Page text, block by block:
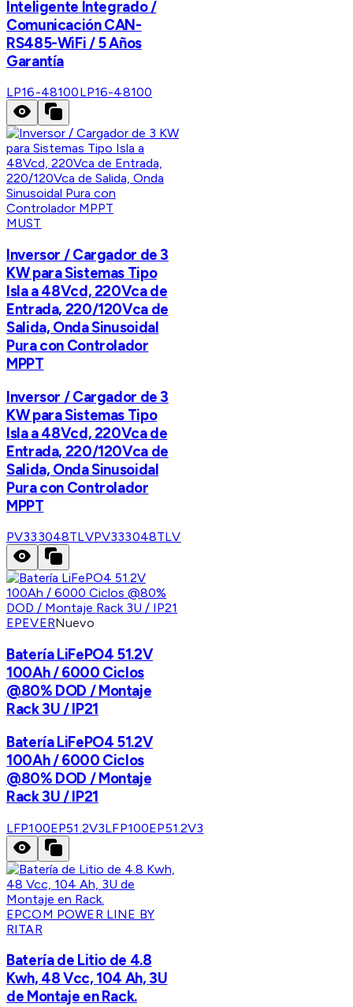
Inteligente Integrado /
Comunicación CAN-
RS485-WiFi / 5 Años
Garantía
LP16-48100LP16-48100
MUST
Inversor / Cargador de 3
KW para Sistemas Tipo
Isla a 48Vcd, 220Vca de
Entrada, 220/120Vca de
Salida, Onda Sinusoidal
Pura con Controlador
MPPT
Inversor / Cargador de 3
KW para Sistemas Tipo
Isla a 48Vcd, 220Vca de
Entrada, 220/120Vca de
Salida, Onda Sinusoidal
Pura con Controlador
MPPT
PV333048TLVPV333048TLV
EPEVERNuevo
Batería LiFePO4 51.2V
100Ah / 6000 Ciclos
@80% DOD / Montaje
Rack 3U / IP21
Batería LiFePO4 51.2V
100Ah / 6000 Ciclos
@80% DOD / Montaje
Rack 3U / IP21
LFP100EP51.2V3LFP100EP51.2V3
EPCOM POWER LINE BY
RITAR
Batería de Litio de 4.8
Kwh, 48 Vcc, 104 Ah, 3U
de Montaje en Rack.